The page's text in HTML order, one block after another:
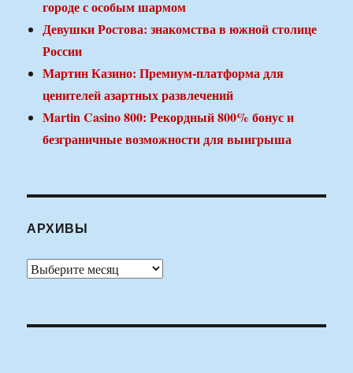
городе с особым шармом
Девушки Ростова: знакомства в южной столице
России
Мартин Казино: Премиум-платформа для
ценителей азартных развлечений
Martin Casino 800: Рекордный 800% бонус и
безграничные возможности для выигрыша
АРХИВЫ
Архивы